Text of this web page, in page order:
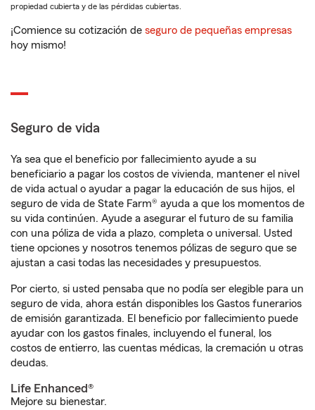
propiedad cubierta y de las pérdidas cubiertas.
¡Comience su cotización de seguro de pequeñas empresas
hoy mismo!
Seguro de vida
Ya sea que el beneficio por fallecimiento ayude a su
beneficiario a pagar los costos de vivienda, mantener el nivel
de vida actual o ayudar a pagar la educación de sus hijos, el
seguro de vida de State Farm® ayuda a que los momentos de
su vida continúen. Ayude a asegurar el futuro de su familia
con una póliza de vida a plazo, completa o universal. Usted
tiene opciones y nosotros tenemos pólizas de seguro que se
ajustan a casi todas las necesidades y presupuestos.
Por cierto, si usted pensaba que no podía ser elegible para un
seguro de vida, ahora están disponibles los Gastos funerarios
de emisión garantizada. El beneficio por fallecimiento puede
ayudar con los gastos finales, incluyendo el funeral, los
costos de entierro, las cuentas médicas, la cremación u otras
deudas.
Life Enhanced®
Mejore su bienestar.